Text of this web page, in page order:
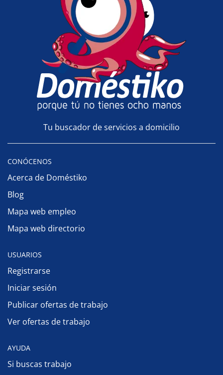
Tu buscador de servicios a domicilio
CONÓCENOS
Acerca de Doméstiko
Blog
Mapa web empleo
Mapa web directorio
USUARIOS
Registrarse
Iniciar sesión
Publicar ofertas de trabajo
Ver ofertas de trabajo
AYUDA
Si buscas trabajo